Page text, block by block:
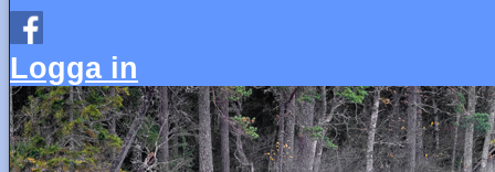
Logga in